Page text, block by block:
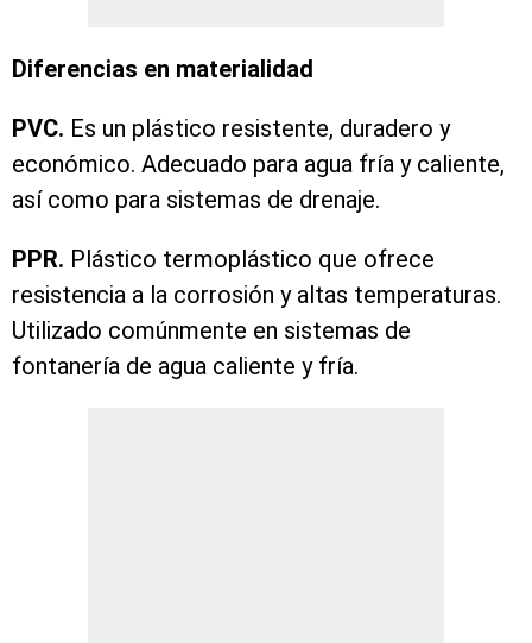
Diferencias en materialidad
PVC. Es un plástico resistente, duradero y
económico. Adecuado para agua fría y caliente,
así como para sistemas de drenaje.
PPR. Plástico termoplástico que ofrece
resistencia a la corrosión y altas temperaturas.
Utilizado comúnmente en sistemas de
fontanería de agua caliente y fría.